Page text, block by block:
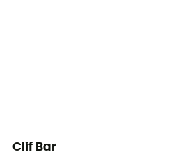
Clif Bar